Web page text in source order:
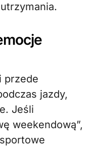
przede
jazdy,
Jeśli
weekendową”,